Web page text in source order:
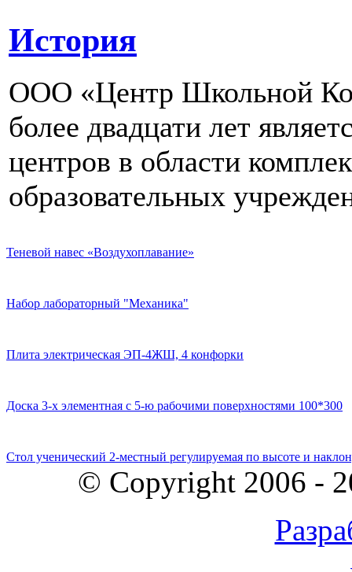
История
ООО «Центр Школьной
более двадцати лет
центров в области
образовательных
Теневой навес «Воздухоплавание»
Набор лабораторный "Механика"
Плита электрическая ЭП-4ЖШ, 4 конфорки
Доска 3-х элементная с 5-ю рабочими поверхностями 100*300
Стол ученический 2-местный регулируемая по высоте и
© Copyright 2006 -